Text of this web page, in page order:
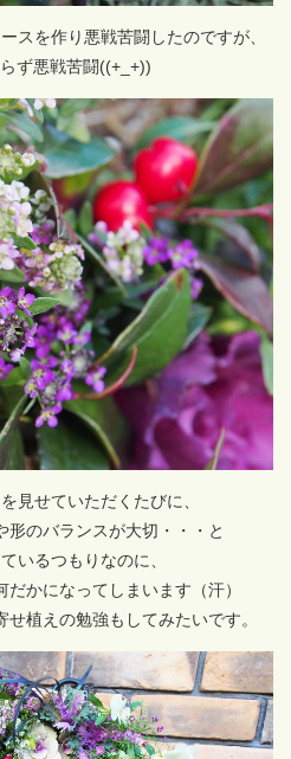
スを作り悪戦苦闘したのですが、
ず悪戦苦闘((+_+))
見せていただくたびに、
形のバランスが大切・・・と
いるつもりなのに、
かになってしまいます（汗）
植えの勉強もしてみたいです。